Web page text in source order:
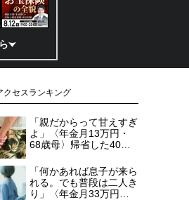
がスゴイ！／補助金から実需へ、知ら
クセスランキング
「親だからって甘えすぎ
よ」〈年金月13万円・
68歳母〉帰省した40歳
には泊めない」
「何かあれば息子が来ら
れる。でも普段は二人き
り」〈年金月33万円・